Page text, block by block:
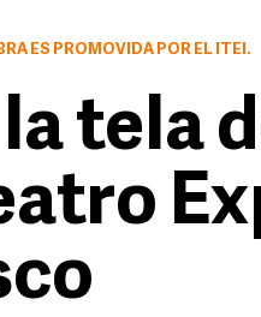
ES PROMOVIDA POR EL ITEI.
tela